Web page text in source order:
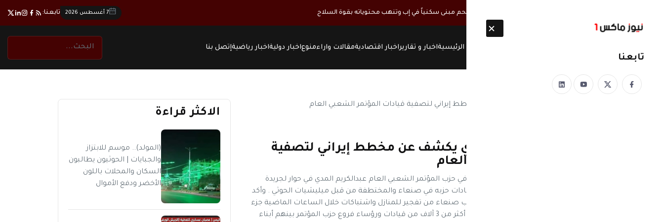
مصحوبة بأطقم مسلحة.. ميليشيا الحوثي تقتحم مبنى سكنياً في إب وتنهب محتوياته بقوة السلاح 7 أغسطس 2026 تابعنا:
الرئيسيةاخبار و تقاريراخبار اقتصاديةمقالات واراءمنوعاخبار دوليةاخبار رياضيةإتصل بنا
تابعنا
خطير جداً.. قيادي مؤتمري يكشف عن مخطط إيراني لتصفية
قيادات المؤتمر الشعبي العام
نيوز ماكس ون :كشف عضو اللجنة الدائمة في حزب المؤتمر الشعبي العام عبدالكريم المدي في حوار لجريدة
«عكاظ» عن مخطط إيراني لتصفية جميع قيادات حزبه في صنعاء والمختطفة من قبل ميليشيات الحوثي . وأكد
المدي أن ما حصل في محافظة عمران وجنوب صنعاء من تفجير للمنازل واشتباكات خلال الساعات الماضية جزء
من السيناريو الإرهابي الحوثي. وقال إن هناك أكثر من 3 آلاف من قيادات ورؤساء فروع حزب المؤتمر بينهم أبناء
الاكثر قراءة
(المولد).. موسم للابتزاز
والجبايات | الحوثيون يطالبون
السكان والمحلات باللون
الأخضر ودفع الأموال